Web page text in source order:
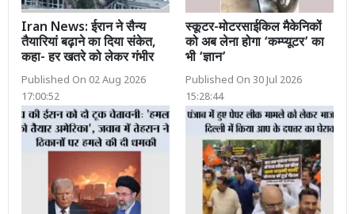
Iran News: ईरान ने सैन्य
तैयारियां बढ़ाने का दिया संकेत,
कहा- हर खतरे को लेकर गंभीर
Published On 02 Aug 2026
17:00:52
स्कूटर-मोटरसाईकिल मैकेनिकों
को अब लेना होगा ‘कम्प्यूटर’ का
भी ‘ज्ञान’
Published On 30 Jul 2026
15:28:44